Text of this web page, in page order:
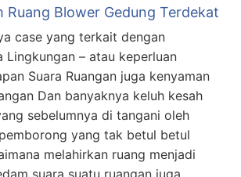
Ruang Blower Gedung Terdekat
case yang terkait dengan
Lingkungan – atau keperluan
Suara Ruangan juga kenyaman
Dan banyaknya keluh kesah
sebelumnya di tangani oleh
yang tak betul betul
melahirkan ruang menjadi